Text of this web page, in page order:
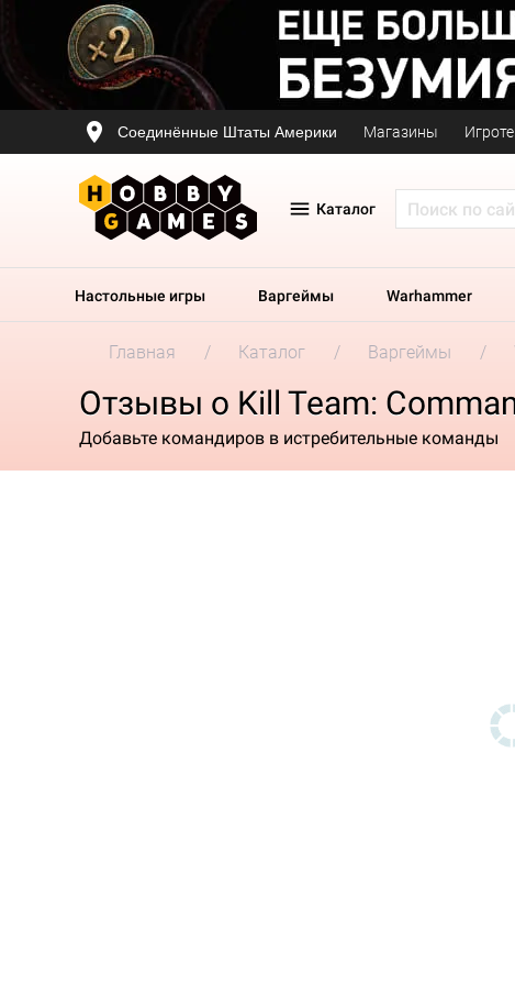
Соединённые Штаты Америки Магазины
Каталог
Настольные игры Варгеймы Warhammer
Главная Каталог Варгеймы
Отзывы о Kill Team:
Добавьте командиров в истребительные команды